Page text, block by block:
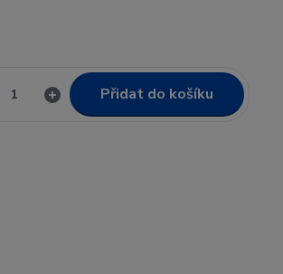
Přidat do košíku